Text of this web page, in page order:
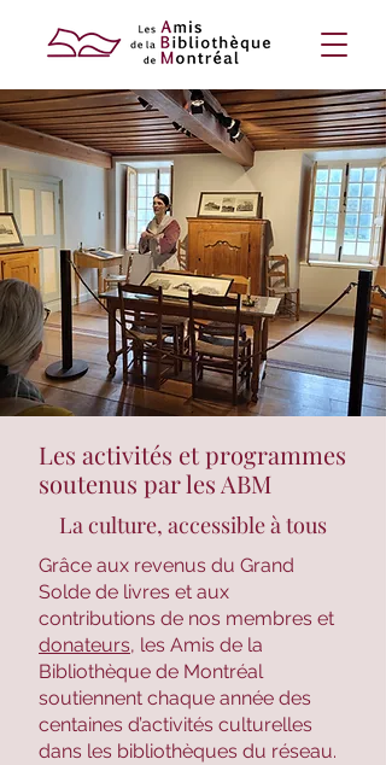
Les activités et programmes
soutenus par les ABM
La culture, accessible à tous
Grâce aux revenus du Grand
Solde de livres et aux
contributions de nos membres et
donateurs, les Amis de la
Bibliothèque de Montréal
soutiennent chaque année des
centaines d’activités culturelles
dans les bibliothèques du réseau.